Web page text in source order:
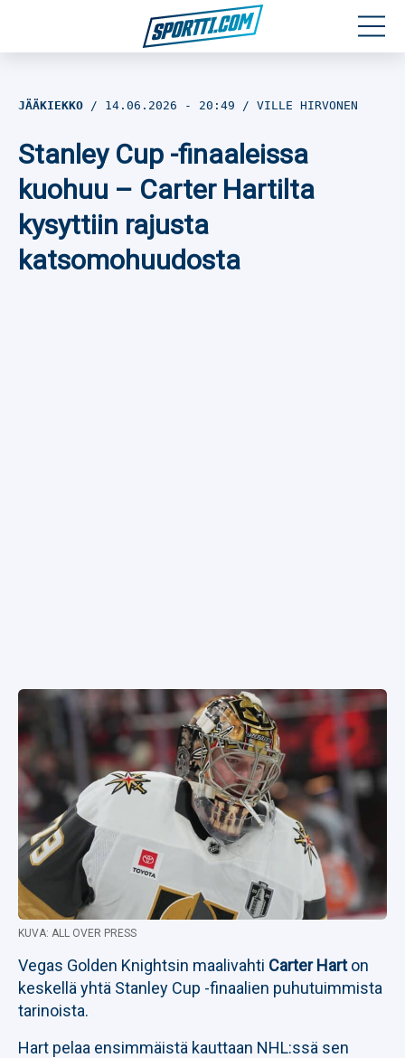
Jalkapallo
Yleisurheilu
Talviurheilu
JÄÄKIEKKO 14.06.2026 - 20:49 VILLE HIRVONEN
Stanley Cup -finaaleissa
kuohuu – Carter Hartilta
kysyttiin rajusta
katsomohuudosta
KUVA: ALL OVER PRESS
Vegas Golden Knightsin maalivahti Carter Harton
keskellä yhtä Stanley Cup -finaalien puhutuimmista
tarinoista.
Hart pelaa ensimmäistä kauttaan NHL:ssä sen